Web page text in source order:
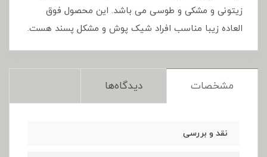
زیتونی و مشکی و طوسی می باشد. این محصول فوق
العاده زیبا مناسب افراد شیک پوش و مشکل پسند هست.
مشخصات دیدگاه‌ها
نقد و بررسی